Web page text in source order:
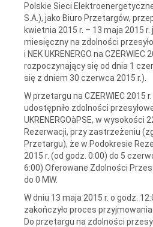
Polskie Sieci
S.A.), jako Biuro Przetargów,
kwietnia 2015 r. – 13 maja 2015
miesięczny na zdolności
i NEK UKRENERGO na
rozpoczynający się od dnia 1
się z dniem 30 czerwca 2015 r.).
W przetargu na CZERWIEC 2015
udostępniło zdolności
UKRENERGOàPSE, w wysokości
Rezerwacji, przy zastrzeżeniu
Przetargu), że w Podokresie
2015 r. (od godz. 0:00) do 5
6:00) Oferowane Zdolności
do 0 MW.
W dniu 13 maja 2015 r. o godz.
zakończyło proces
Do przetargu na zdolności